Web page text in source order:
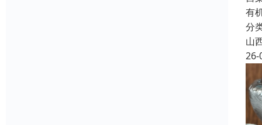
有
分
山
26-